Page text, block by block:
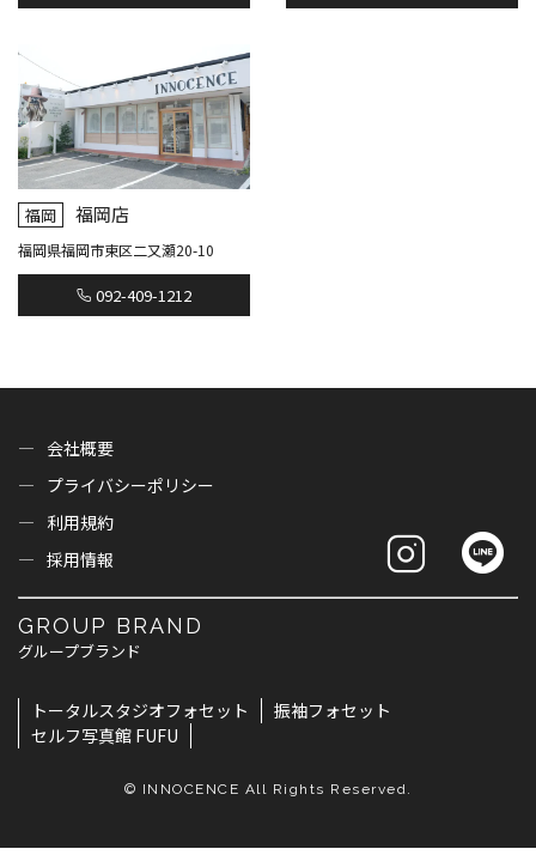
福岡 福岡店
福岡県福岡市東区二又瀬20-10
092-409-1212
会社概要
プライバシーポリシー
利用規約
採用情報
GROUP BRAND
グループブランド
トータルスタジオフォセット
振袖フォセット
セルフ写真館 FUFU
© INNOCENCE All Rights Reserved.